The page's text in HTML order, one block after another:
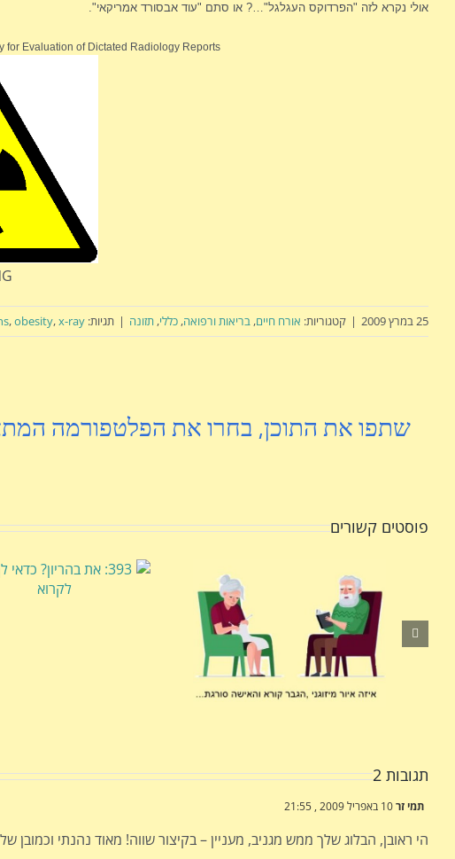
אולי נקרא לזה "הפרדוקס העגלגל"…? או סתם "עוד אבסורד אמריקאי".
for Evaluation of Dictated Radiology Reports
25 במרץ 2009 | קטגוריות: אורח חיים, בריאות ורפואה, כללי, תזונה | תגיות: ,obesity,x-ray
שתפו את התוכן, בחרו את הפלטפורמה
פוסטים קשורים
תגובות 2
תמי זר
הי ראובן, הבלוג שלך ממש מגניב, מעניין – בקיצור שווה! מאוד נהנתי וכמובן